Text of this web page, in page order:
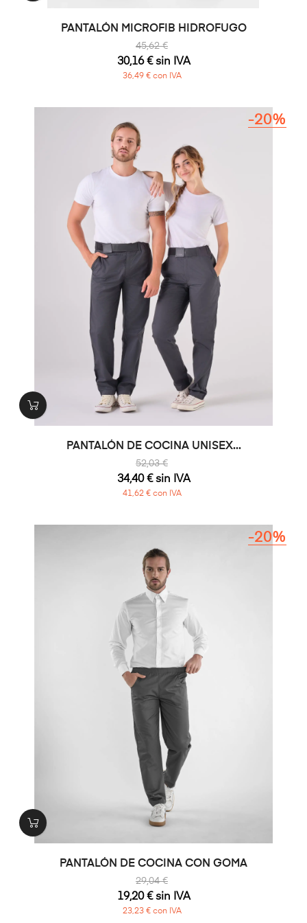
PANTALÓN MICROFIB HIDROFUGO
45,62 €
30,16 € sin IVA
36,49 € con IVA
PANTALÓN DE COCINA UNISEX...
52,03 €
-20%
34,40 € sin IVA
41,62 € con IVA
PANTALÓN DE COCINA CON GOMA
29,04 €
-20%
19,20 € sin IVA
23,23 € con IVA